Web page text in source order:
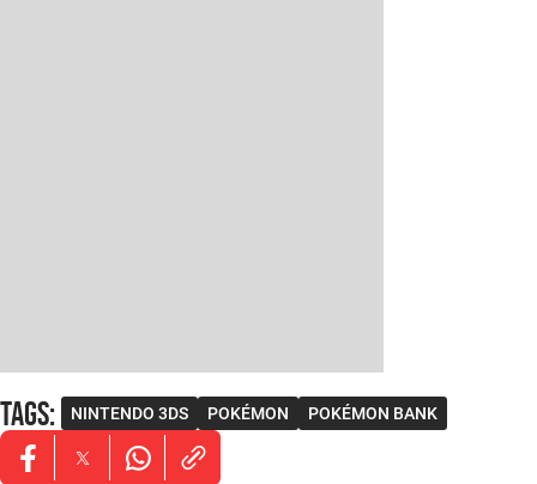
Tags: NINTENDO 3DS POKÉMON POKÉMON BANK
Opens in new window
Opens in new window
Opens in new window